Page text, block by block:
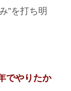
”を打ち明
でやりたか